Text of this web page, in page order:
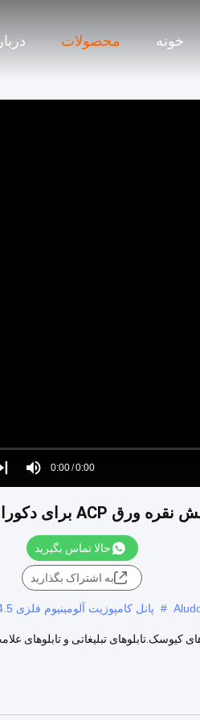
خونه محصولات
Play
Mute
Time
0:00/0:00
حالا تماس بگیرید
به اشتراک بگذارید
# پانل کامپوزیت آلومینیوم فلزی 4.5 کیلوگرم